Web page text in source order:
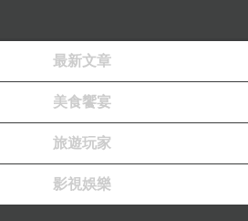
最新文章
美食饗宴
旅遊玩家
影視娛樂